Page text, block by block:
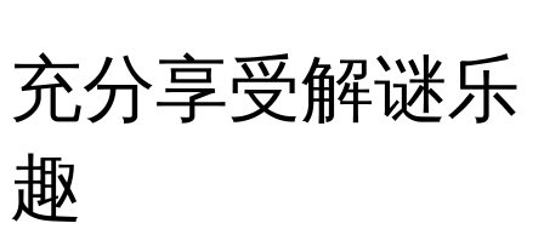
充分享受解谜乐
趣